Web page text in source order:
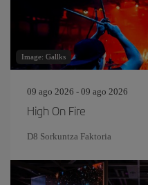
Image: Gallks
09 ago 2026 - 09 ago 2026
High On Fire
D8 Sorkuntza Faktoria